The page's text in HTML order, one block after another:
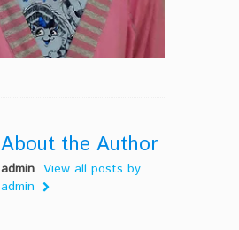
About the Author
admin View all posts by
admin